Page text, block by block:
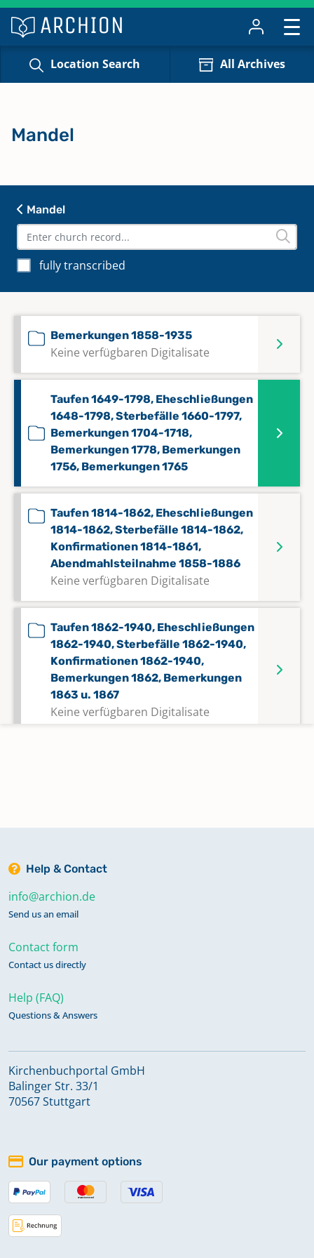
Location Search All Archives
Mandel
fully transcribed
Bemerkungen 1858-1935
Keine verfügbaren Digitalisate
Taufen 1649-1798, Eheschließungen
1648-1798, Sterbefälle 1660-1797,
Bemerkungen 1704-1718,
Bemerkungen 1778, Bemerkungen
1756, Bemerkungen 1765
Taufen 1814-1862, Eheschließungen
1814-1862, Sterbefälle 1814-1862,
Konfirmationen 1814-1861,
Abendmahlsteilnahme 1858-1886
Keine verfügbaren Digitalisate
Taufen 1862-1940, Eheschließungen
1862-1940, Sterbefälle 1862-1940,
Konfirmationen 1862-1940,
Bemerkungen 1862, Bemerkungen
1863 u. 1867
Keine verfügbaren Digitalisate
Mandel
Help & Contact
info@archion.de
Send us an email
Contact form
Contact us directly
Help (FAQ)
Questions & Answers
Kirchenbuchportal GmbH
Balinger Str. 33/1
70567 Stuttgart
Our payment options